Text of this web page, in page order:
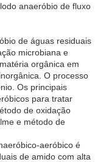
anaeróbio de fluxo
de águas residuais
microbiana e
orgânica em
O processo
Os principais
para tratar
de oxidação
e método de
aeróbico é
de amido com alta